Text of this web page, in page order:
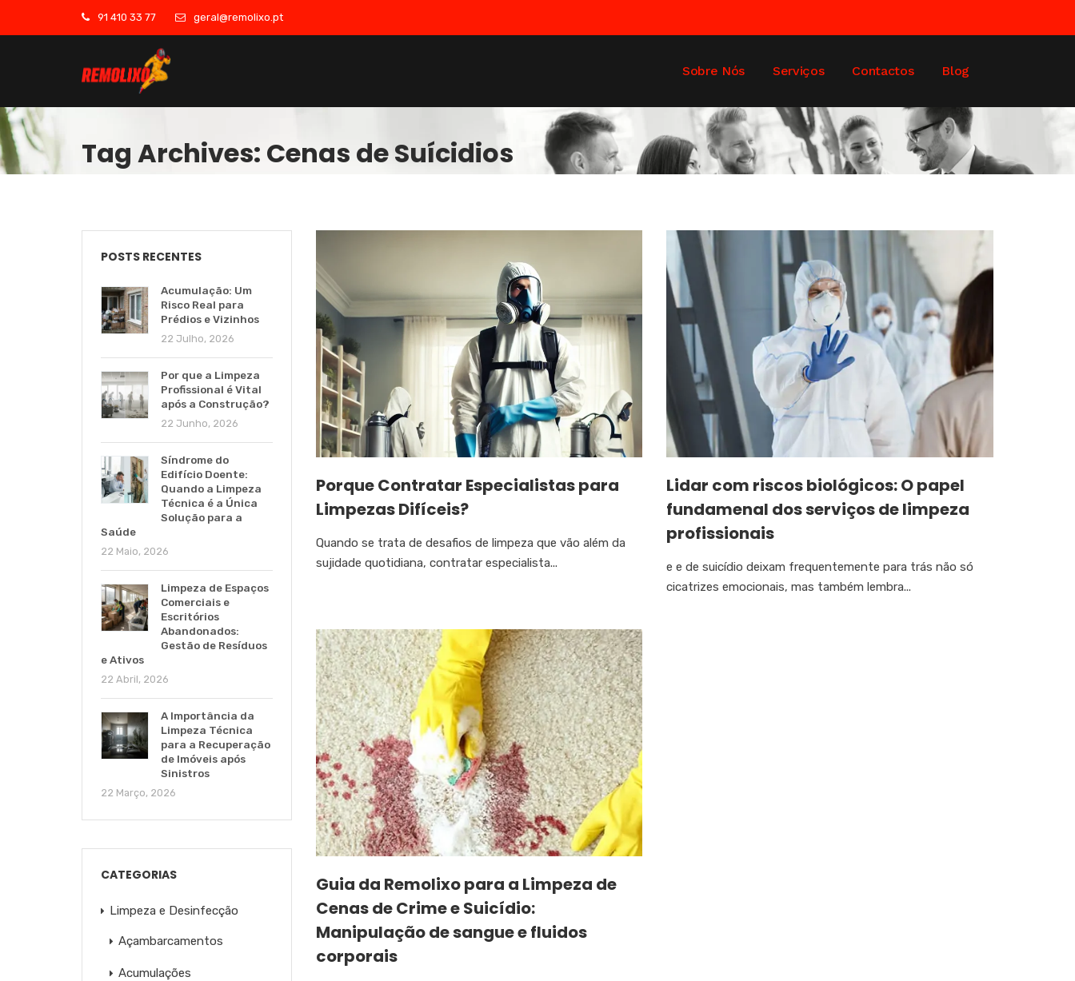
91 410 33 77 geral@remolixo.pt
Sobre Nós Serviços Contactos Blog
Tag Archives: Cenas de Suícidios
Porque Contratar Especialistas para
Limpezas Difíceis?
Quando se trata de desafios de limpeza que vão além da
sujidade quotidiana, contratar especialista...
Lidar com riscos biológicos: O papel
fundamenal dos serviços de limpeza
profissionais
e e de suicídio deixam frequentemente para trás não só
cicatrizes emocionais, mas também lembra...
Guia da Remolixo para a Limpeza de
Cenas de Crime e Suicídio:
Manipulação de sangue e fluidos
corporais
POSTS RECENTES
Acumulação: Um
Risco Real para
Prédios e Vizinhos
22 Julho, 2026
Por que a Limpeza
Profissional é Vital
após a Construção?
22 Junho, 2026
Síndrome do
Edifício Doente:
Quando a Limpeza
Técnica é a Única
Solução para a
Saúde
22 Maio, 2026
Limpeza de Espaços
Comerciais e
Escritórios
Abandonados:
Gestão de Resíduos
e Ativos
22 Abril, 2026
A Importância da
Limpeza Técnica
para a Recuperação
de Imóveis após
Sinistros
22 Março, 2026
CATEGORIAS
Limpeza e Desinfecção
Açambarcamentos
Acumulações